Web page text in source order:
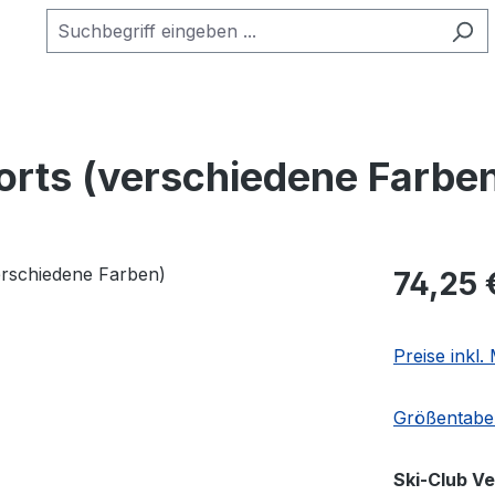
(verschiedene
Regulärer
74,25
Preise inkl.
Ski-Club